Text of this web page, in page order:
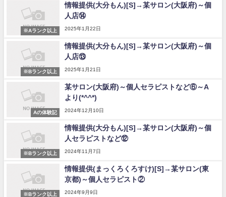
※Aランク以上
情報提供(大分もん)[S]→某サロン(大阪府)～個
人店⑭
2025年1月22日
※Bランク以上
情報提供(大分もん)[S]→某サロン(大阪府)～個
人店⑬
2025年1月21日
Aの体験記
某サロン(大阪府)～個人セラピストなど⑥～A
より(*^^*)
2024年12月10日
※Bランク以上
情報提供(大分もん)[S]→某サロン(大阪府)～個
人セラピストなど⑫
2024年11月7日
※Bランク以上
情報提供(まっくろくろすけ)[S]→某サロン(東
京都)～個人セラピスト②
2024年9月9日